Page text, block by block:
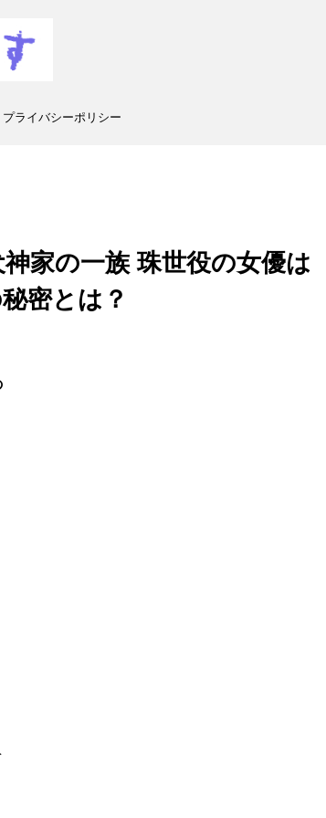
プライバシーポリシー
家の一族 珠世役の女優は
密とは？